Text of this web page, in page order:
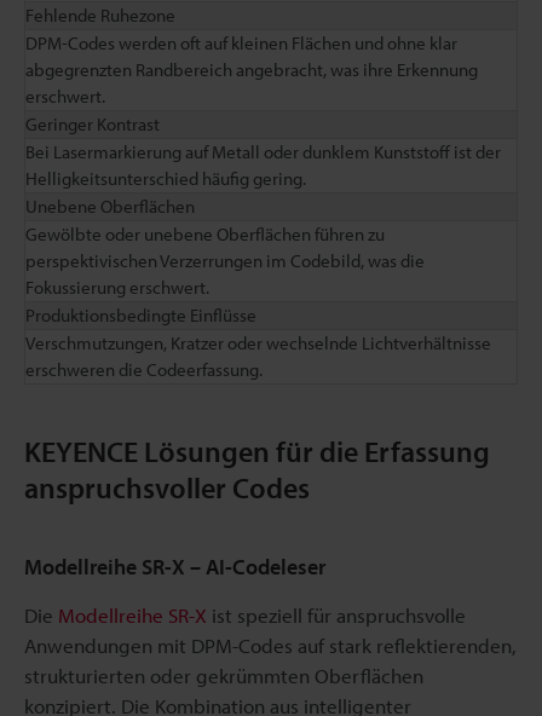
Fehlende Ruhezone
DPM-Codes werden oft auf kleinen Flächen und ohne klar
abgegrenzten Randbereich angebracht, was ihre Erkennung
erschwert.
Geringer Kontrast
Bei Lasermarkierung auf Metall oder dunklem Kunststoff ist der
Helligkeitsunterschied häufig gering.
Unebene Oberflächen
Gewölbte oder unebene Oberflächen führen zu
perspektivischen Verzerrungen im Codebild, was die
Fokussierung erschwert.
Produktionsbedingte Einflüsse
Verschmutzungen, Kratzer oder wechselnde Lichtverhältnisse
erschweren die Codeerfassung.
KEYENCE Lösungen für die Erfassung
anspruchsvoller Codes
Modellreihe SR-X – AI-Codeleser
Die Modellreihe SR-X ist speziell für anspruchsvolle
Anwendungen mit DPM-Codes auf stark reflektierenden,
strukturierten oder gekrümmten Oberflächen
konzipiert. Die Kombination aus intelligenter